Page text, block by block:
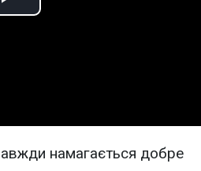
Play
намагається добре